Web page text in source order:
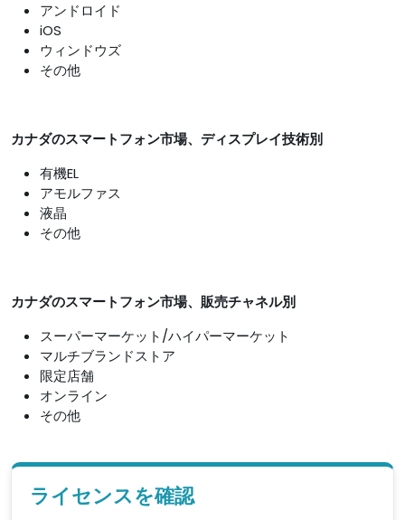
アンドロイド
iOS
ウィンドウズ
その他
カナダのスマートフォン市場、 ディスプレイ技術別
有機EL
アモルファス
液晶
その他
カナダのスマートフォン市場、 販売チャネル別
スーパーマーケット/ハイパーマーケット
マルチブランドストア
限定店舗
オンライン
その他
ライセンスを確認